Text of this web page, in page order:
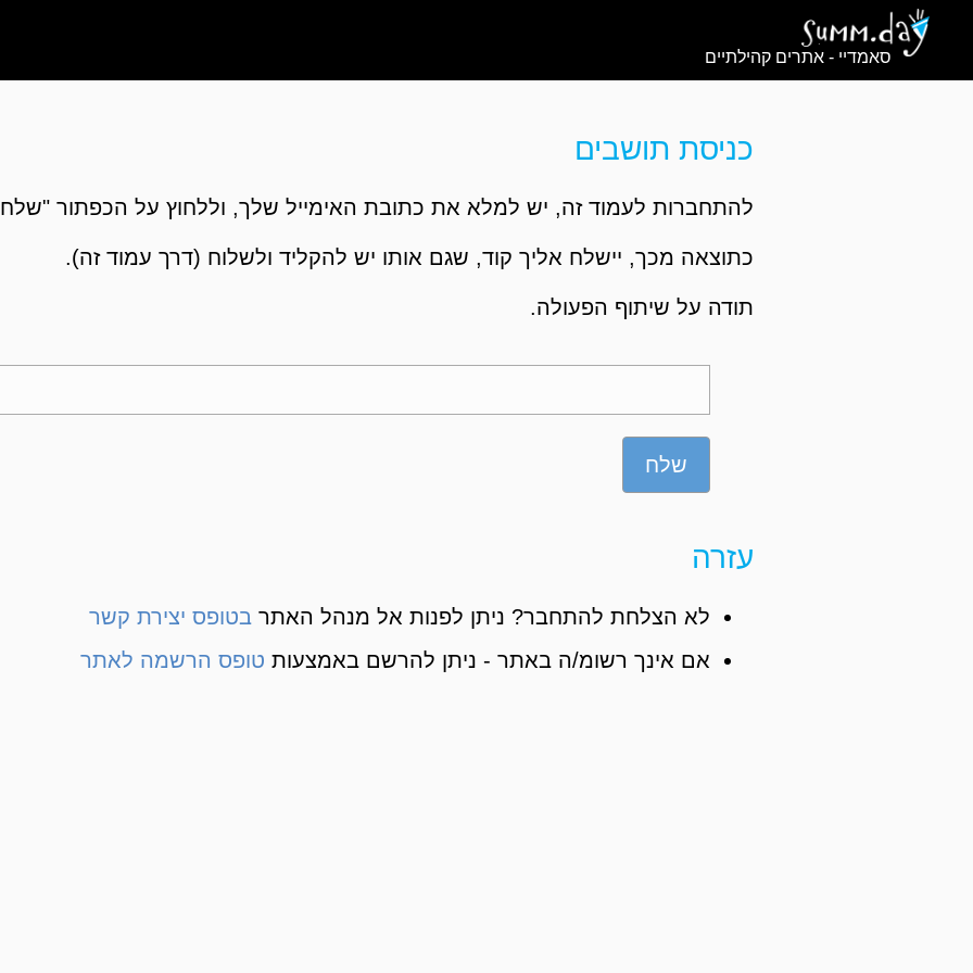
סאמדיי - אתרים קהילתיים
כניסת תושבים
להתחברות לעמוד זה, יש למלא את כתובת האימייל שלך, וללחוץ על הכפתור
כתוצאה מכך, יישלח אליך קוד, שגם אותו יש להקליד ולשלוח (דרך עמוד זה).
תודה על שיתוף הפעולה.
שלח
עזרה
לא הצלחת להתחבר? ניתן לפנות אל מנהל האתר בטופס יצירת קשר
אם אינך רשומ/ה באתר - ניתן להרשם באמצעות טופס הרשמה לאתר